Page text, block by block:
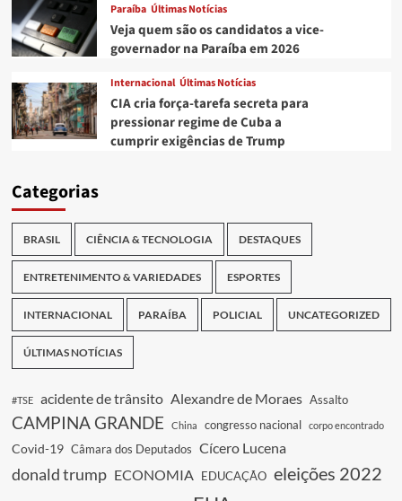
Paraíba Últimas Notícias
Veja quem são os candidatos a vice-
governador na Paraíba em 2026
Internacional Últimas Notícias
CIA cria força-tarefa secreta para
pressionar regime de Cuba a
cumprir exigências de Trump
Categorias
BRASIL CIÊNCIA & TECNOLOGIA DESTAQUES
ENTRETENIMENTO & VARIEDADES ESPORTES
INTERNACIONAL PARAÍBA POLICIAL UNCATEGORIZED
ÚLTIMAS NOTÍCIAS
#TSE acidente de trânsito Alexandre de Moraes Assalto
CAMPINA GRANDE China congresso nacional corpo encontrado
Covid-19 Câmara dos Deputados Cícero Lucena
donald trump ECONOMIA EDUCAÇÃO eleições 2022